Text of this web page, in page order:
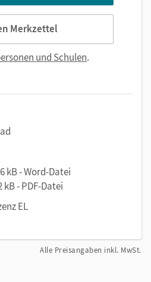
Merkzettel
und Schulen.
kB - Word-Datei
kB - PDF-Datei
EL
Alle Preisangaben inkl. MwSt.